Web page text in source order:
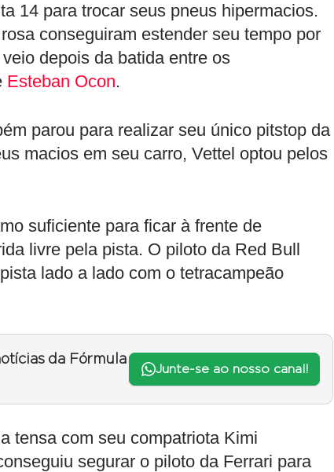
14 para trocar seus pneus hipermacios.
conseguiram estender seu tempo por
depois da batida entre os
Esteban Ocon.
parou para realizar seu único pitstop da
macios em seu carro, Vettel optou pelos
suficiente para ficar à frente de
livre pela pista. O piloto da Red Bull
lado a lado com o tetracampeão
da Fórmula
Junte-se ao nosso canal!
tensa com seu compatriota Kimi
segurar o piloto da Ferrari para